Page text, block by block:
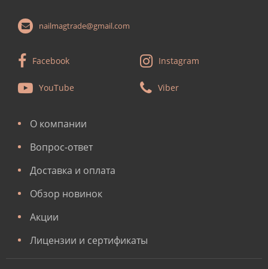
nailmagtrade@gmail.com
Facebook Instagram
YouTube Viber
О компании
Вопрос-ответ
Доставка и оплата
Обзор новинок
Акции
Лицензии и сертификаты